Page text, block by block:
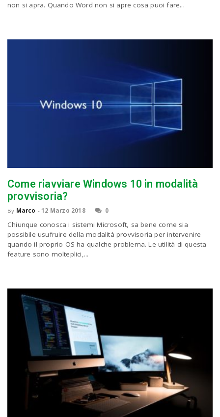
non si apra. Quando Word non si apre cosa puoi fare...
Come riavviare Windows 10 in modalità
provvisoria?
By Marco - 12 Marzo 2018 0
Chiunque conosca i sistemi Microsoft, sa bene come sia
possibile usufruire della modalità provvisoria per intervenire
quando il proprio OS ha qualche problema. Le utilità di questa
feature sono molteplici,...